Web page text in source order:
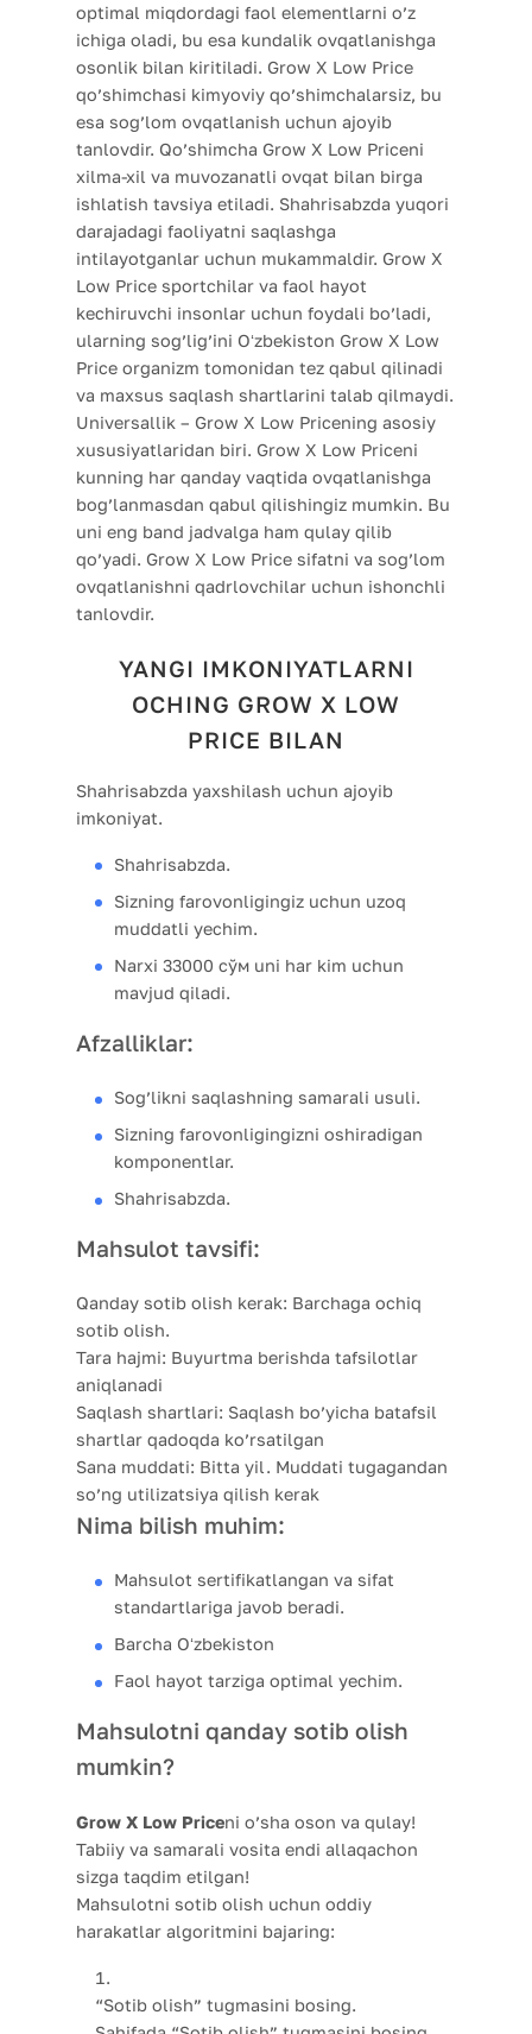
optimal miqdordagi faol elementlarni o’z
ichiga oladi, bu esa kundalik ovqatlanishga
osonlik bilan kiritiladi. Grow X Low Price
qo’shimchasi kimyoviy qo’shimchalarsiz, bu
esa sog’lom ovqatlanish uchun ajoyib
tanlovdir. Qo’shimcha Grow X Low Priceni
xilma-xil va muvozanatli ovqat bilan birga
ishlatish tavsiya etiladi. Shahrisabzda yuqori
darajadagi faoliyatni saqlashga
intilayotganlar uchun mukammaldir. Grow X
Low Price sportchilar va faol hayot
kechiruvchi insonlar uchun foydali bo’ladi,
ularning sog’lig’ini Oʻzbekiston Grow X Low
Price organizm tomonidan tez qabul qilinadi
va maxsus saqlash shartlarini talab qilmaydi.
Universallik – Grow X Low Pricening asosiy
xususiyatlaridan biri. Grow X Low Priceni
kunning har qanday vaqtida ovqatlanishga
bog’lanmasdan qabul qilishingiz mumkin. Bu
uni eng band jadvalga ham qulay qilib
qo’yadi. Grow X Low Price sifatni va sog’lom
ovqatlanishni qadrlovchilar uchun ishonchli
tanlovdir.
YANGI IMKONIYATLARNI
OCHING GROW X LOW
PRICE BILAN
Shahrisabzda yaxshilash uchun ajoyib
imkoniyat.
Shahrisabzda.
Sizning farovonligingiz uchun uzoq
muddatli yechim.
Narxi 33000 сўм uni har kim uchun
mavjud qiladi.
Afzalliklar:
Sog’likni saqlashning samarali usuli.
Sizning farovonligingizni oshiradigan
komponentlar.
Shahrisabzda.
Mahsulot tavsifi:
Qanday sotib olish kerak: Barchaga ochiq
sotib olish.
Tara hajmi: Buyurtma berishda tafsilotlar
aniqlanadi
Saqlash shartlari: Saqlash bo’yicha batafsil
shartlar qadoqda ko’rsatilgan
Sana muddati: Bitta yil. Muddati tugagandan
so’ng utilizatsiya qilish kerak
Nima bilish muhim:
Mahsulot sertifikatlangan va sifat
standartlariga javob beradi.
Barcha Oʻzbekiston
Faol hayot tarziga optimal yechim.
Mahsulotni qanday sotib olish
mumkin?
Grow X Low Priceni o’sha oson va qulay!
Tabiiy va samarali vosita endi allaqachon
sizga taqdim etilgan!
Mahsulotni sotib olish uchun oddiy
harakatlar algoritmini bajaring:
“Sotib olish” tugmasini bosing.